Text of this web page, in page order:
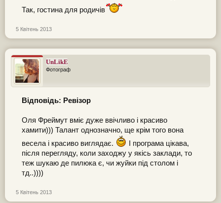
Так, гостина для родичів
5 Квітень 2013
UnLikE
Фотограф
Відповідь: Ревізор
Оля Фреймут вміє дуже ввічливо і красиво
хамити))) Талант однозначно, ще крім того вона
весела і красиво виглядає.
І програма цікава,
після перегляду, коли заходжу у якісь заклади, то
теж шукаю де пилюка є, чи жуйки під столом і
тд..))))
5 Квітень 2013